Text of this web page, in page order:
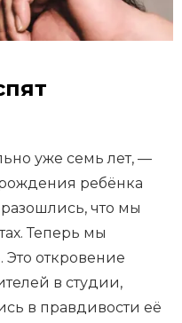
уже семь лет, —
ребёнка
что мы
Теперь мы
Это откровение
в студии,
в правдивости её